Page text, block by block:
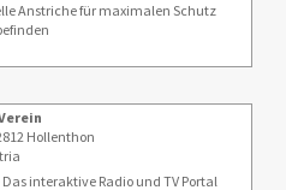
Anstriche für maximalen Schutz
Hollenthon
Das interaktive Radio und TV Portal